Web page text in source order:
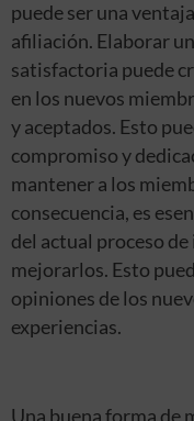
puede ser una
afiliación. Elaborar
satisfactoria puede
en los nuevos
y aceptados. Esto
compromiso y
mantener a los
consecuencia, es
del actual proceso
mejorarlos. Esto
opiniones de los
experiencias.
Una buena forma de